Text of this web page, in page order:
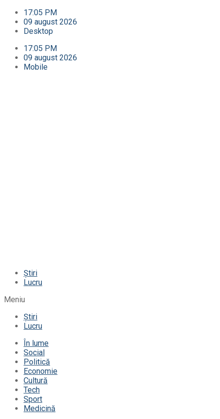
17:05 PM
09 august 2026
Desktop
17:05 PM
09 august 2026
Mobile
Știri
Lucru
Meniu
Știri
Lucru
În lume
Social
Politică
Economie
Cultură
Tech
Sport
Medicină